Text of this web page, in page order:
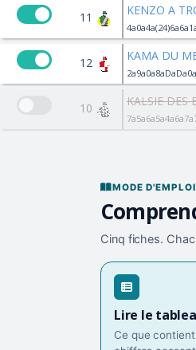
11 KENZO A
12 KAMA DU
10 KALSIE DES
MODE D'EMPLOI
Cinq fiches.
Lire le
Ce que